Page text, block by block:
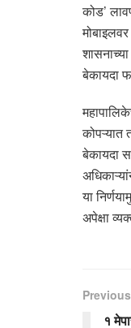
कोड’
बेकायदा
बेकायदा
या
अपेक्षा
१